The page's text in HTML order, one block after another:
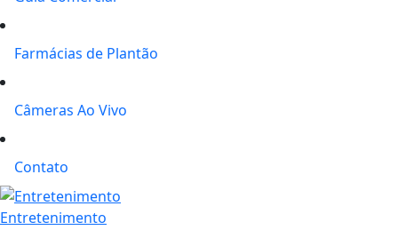
Farmácias de Plantão
Câmeras Ao Vivo
Contato
Entretenimento